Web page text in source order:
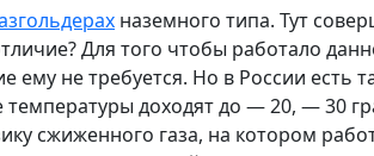
наземного типа. Тут
Для того чтобы работало
ему не требуется. Но в России есть
доходят до — 20, — 30
сжиженного газа, на котором